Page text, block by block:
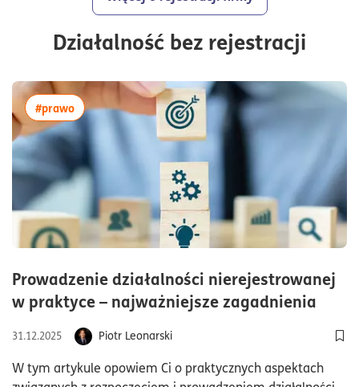
Działalność bez rejestracji
Prowadzenie działalności nierejestrowanej
w praktyce – najważniejsze zagadnienia
31.12.2025
Piotr Leonarski
W tym artykule opowiem Ci o praktycznych aspektach
#prawowięcej artykułów z tagiem:#prawo